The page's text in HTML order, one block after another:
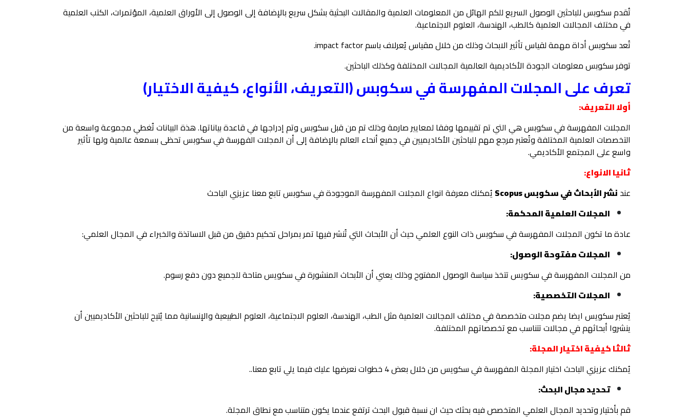
تُقدم سكوبس للباحثين الوصول السريع للكم الهائل من المعلومات العلمية والمقالات البحثية بشكل سريع بالإضافة إلى الوصول إلى الأوراق العلمية، المؤتمرات، الكتب العلمية
في مختلف المجالات العلمية كالطب، الهندسة، العلوم الاجتماعية.
تُعد سكوبس أداة مهمة لقياس تأثير الابحاث وذلك من خلال مقياس يُعرلاف باسم impact factor.
توفر سكوبس معلومات الجودة الأكاديمية العالمية المجالات المختلفة وكذلك الباحثين.
تعرف على المجلات المفهرسة في سكوبس (التعريف، الأنواع، كيفية الاختيار)
أولا التعريف:
المجلات المفهرسة في سكوبس هي التي تم تقييمها وفقا لمعايير صارمة وذلك تم من قبل سكوبس وتم إدراجها في قاعدة بياناتها. هذة البيانات تُغطي مجموعة واسعة من
التخصصات العلمية المختلفة وتُعتبر مرجع مهم للباحثين الأكاديميين في جميع أنحاء العالم بالإضافة إلى أن المجلات الفهرسة في سكوبس تحظى بسمعة عالمية ولها تأثير
واسع على المجتمع الأكاديمي.
ثانيا الانواع:
عند نشر الأبحاث في سكوبس Scopus
يُمكنك معرفة انواع المجلات المفهرسة الموجودة في سكوبس تابع معنا عزيزي الباحث
المجلات العلمية المحكمة:
عادة ما تكون المجلات المفهرسة في سكوبس ذات النوع العلمي حيث أن الأبحاث التي تُنشر فيها تمر بمراحل تحكيم دقيق من قبل الاساتذة والخبراء في المجال العلمي:
المجلات مفتوحة الوصول:
من المجلات المفهرسة في سكويس تتخذ سياسة الوصول المفتوح وذلك يعني أن الأبحاث المنشورة في سكويس متاحة للجميع دون دفع رسوم.
المجلات التخصصية:
يُعتبر سكويس ايضا يضم مجلات متخصصة في مختلف المجالات العلمية مثل الطب، الهندسة، العلوم الاجتماعية، العلوم الطبيعية والإنسانية مما يُتيح للباحثين الأكاديميين أن
ينشروا أبحاثهم في مجالات تتناسب مع تخصصاتهم المختلفة.
ثالثا كيفية اختيار المجلة:
يُمكنك عزيزي الباحث اختيار المجلة المفهرسة في سكويس من خلال بعض 4 خطوات نعرضها عليك فيما يلي تابع معنا..
تحديد مجال البحث:
قم بأختيار وتحديد المجال العلمي المتخصص فيه بحثك حيث ان نسبة قبول البحث ترتفع عندما يكون متناسب مع نطاق المجلة.